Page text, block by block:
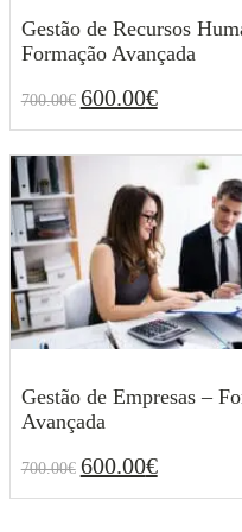
Gestão de Recursos
Formação Avançada
700.00€ O
preço
original
era:
600.00€O
preço
atual
é:
600.00€.
700.00
Gestão de Empresas –
Avançada
700.00€ O
preço
original
600.00€O
preço
atual
700.00